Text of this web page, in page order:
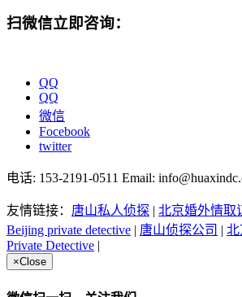
扫微信立即咨询：
QQ
QQ
微信
Focebook
twitter
电话: 153-2191-0511 Email:
友情链接： 唐山私人侦探 | 北京婚外情取
Beijing private detective | 唐山侦探公司 | 北
Private Detective |
×Close